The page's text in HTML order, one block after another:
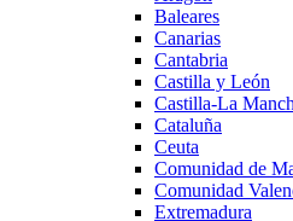
Baleares
Canarias
Cantabria
Castilla y León
Castilla-La
Cataluña
Ceuta
Comunidad de
Comunidad
Extremadura